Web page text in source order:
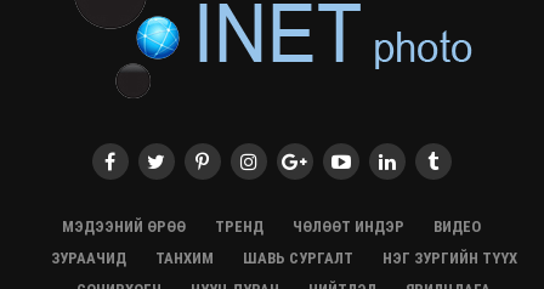
ХӨВСГӨЛ Нутгийн зөвлөлөөс МУАЖ Д.Цэрэндарьзавт
2 өрөө байр олгоно
20/07/2026, 19:22
20/07/2026, 19:21
хийхээр хүрэлцэн ирлээ
МЭДЭЭНИЙ ӨРӨӨ ТРЕНД ЧӨЛӨӨТ ИНДЭР
ВИДЕО
ЗУРААЧИД
ТАНХИМ ШАВЬ СУРГАЛТ
НЭГ ЗУРГИЙН ТҮҮХ